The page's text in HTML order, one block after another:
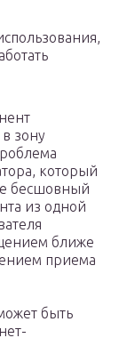
зону
который
бесшовный
из одной
ближе
приема
быть